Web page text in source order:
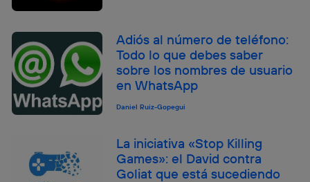
Adiós al número de teléfono:
Todo lo que debes saber
sobre los nombres de usuario
en WhatsApp
Daniel Ruiz-Gopegui
La iniciativa «Stop Killing
Games»: el David contra
Goliat que está sucediendo